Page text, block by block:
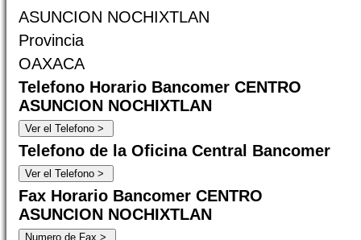
ASUNCION NOCHIXTLAN
Provincia
OAXACA
Telefono Horario Bancomer CENTRO
ASUNCION NOCHIXTLAN
Telefono de la Oficina Central Bancomer
Fax Horario Bancomer CENTRO
ASUNCION NOCHIXTLAN